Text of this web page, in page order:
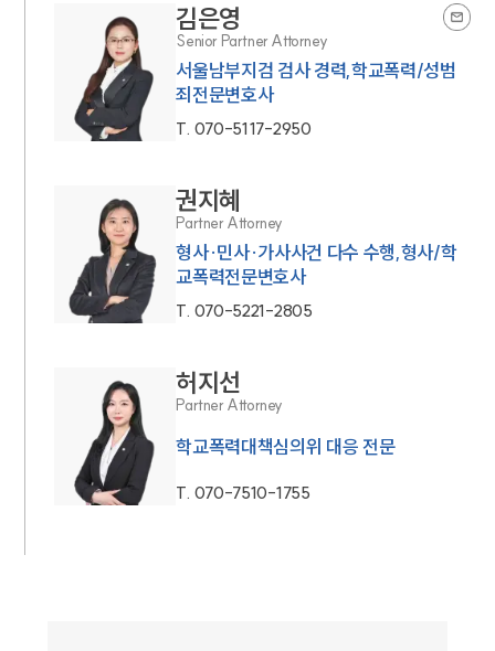
김은영
Senior Partner Attorney
서울남부지검 검사 경력,학교폭력/성범
죄전문변호사
T. 070-5117-2950
권지혜
Partner Attorney
형사·민사·가사사건 다수 수행,형사/학
교폭력전문변호사
T. 070-5221-2805
허지선
Partner Attorney
학교폭력대책심의위 대응 전문
T. 070-7510-1755